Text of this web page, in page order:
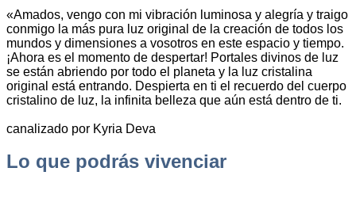
«Amados, vengo con mi vibración luminosa y alegría y traigo
conmigo la más pura luz original de la creación de todos los
mundos y dimensiones a vosotros en este espacio y tiempo.
¡Ahora es el momento de despertar! Portales divinos de luz
se están abriendo por todo el planeta y la luz cristalina
original está entrando. Despierta en ti el recuerdo del cuerpo
cristalino de luz, la infinita belleza que aún está dentro de ti.
canalizado por Kyria Deva
Lo que podrás vivenciar